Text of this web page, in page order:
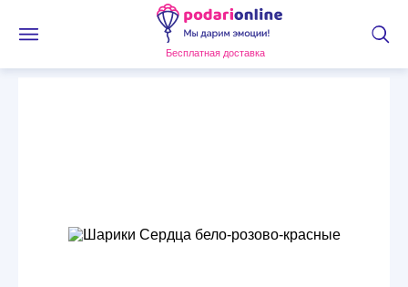
Бесплатная доставка